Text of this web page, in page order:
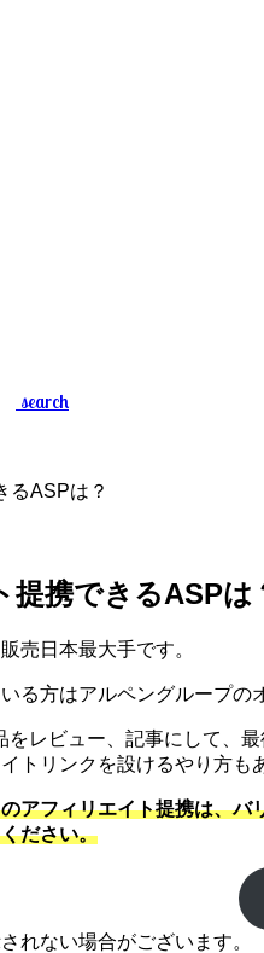
search
るASPは？
携できるASPは
売日本最大手です。
る方はアルペングループ
レビュー、記事にして、
トリンクを設けるやり方も
アフィリエイト提携は、
ださい。
れない場合がございます。